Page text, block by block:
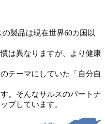
の製品は現在世界60カ国以
は異なりますが、より健康
テーマにしていた「自分自
。そんなサルスのパートナ
プしています。